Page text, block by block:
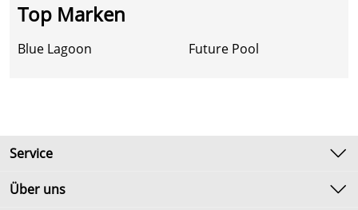
Top Marken
Blue Lagoon Future Pool
Service
Kontakt
Über uns